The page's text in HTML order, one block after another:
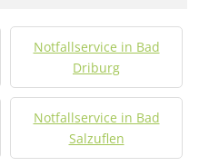
Notfallservice in Bad
Driburg
Notfallservice in Bad
Salzuflen